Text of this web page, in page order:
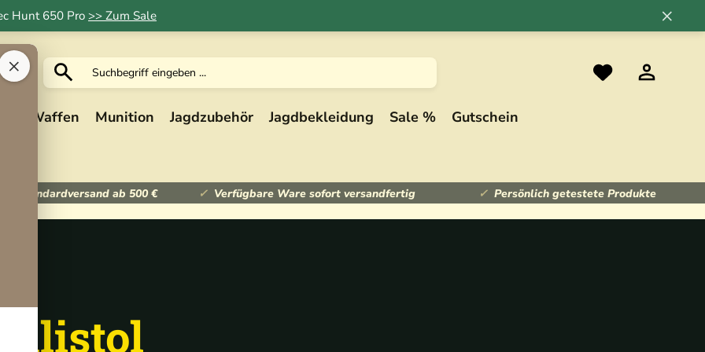
Hunt 650 Pro >> Zum Sale
×
×
Waffen Munition Jagdzubehör Jagdbekleidung Sale % Gutschein
Standardversand ab 500 € Verfügbare Ware sofort versandfertig Persönlich getestete Produkte